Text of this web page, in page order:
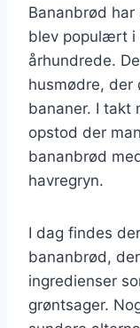
Bananbrød
blev populært i
århundrede.
husmødre, der
bananer. I takt
opstod der
bananbrød
havregryn.
I dag findes
bananbrød,
ingredienser
grøntsager.